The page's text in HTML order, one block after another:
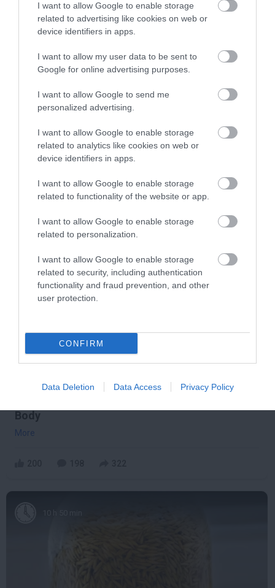
I want to allow Google to enable storage
related to advertising like cookies on web or
device identifiers in apps.
I want to allow my user data to be sent to
Google for online advertising purposes.
I want to allow Google to send me
personalized advertising.
I want to allow Google to enable storage
related to analytics like cookies on web or
device identifiers in apps.
I want to allow Google to enable storage
related to functionality of the website or app.
I want to allow Google to enable storage
related to personalization.
I want to allow Google to enable storage
related to security, including authentication
functionality and fraud prevention, and other
user protection.
CONFIRM
Data Deletion Data Access Privacy Policy
2 h 43 min
Tap Your Home Equity Without Touching Your
8 h 3 min
Body
More